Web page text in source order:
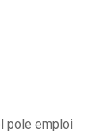
pole emploi